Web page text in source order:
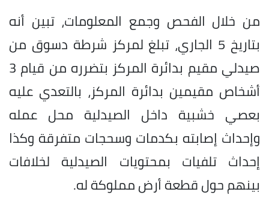
من خلال الفحص وجمع المعلومات، تبين أنه
بتاريخ 5 الجاري، تبلغ لمركز شرطة دسوق من
صيدلي مقيم بدائرة المركز بتضرره من قيام 3
أشخاص مقيمين بدائرة المركز، بالتعدي عليه
بعصي خشبية داخل الصيدلية محل عمله
وإحداث إصابته بكدمات وسحجات متفرقة وكذا
إحداث تلفيات بمحتويات الصيدلية لخلافات
بينهم حول قطعة أرض مملوكة له.